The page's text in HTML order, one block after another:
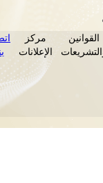
مركز
الإعلانات
اتصل